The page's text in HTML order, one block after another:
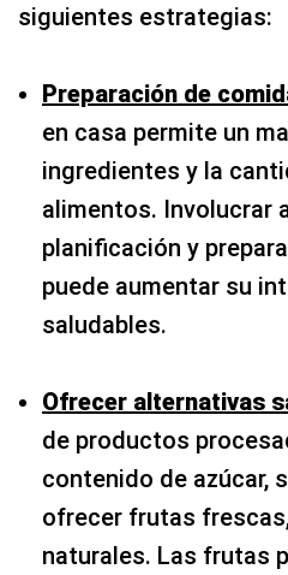
siguientes estrategias:
Preparación de
en casa permite un
ingredientes y la
alimentos. Involucrar
planificación y
puede aumentar su
saludables.
Ofrecer alternativas
de productos
contenido de azúcar,
ofrecer frutas
naturales. Las frutas